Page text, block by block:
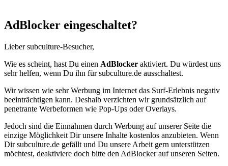
AdBlocker eingeschaltet?
Lieber subculture-Besucher,
Wie es scheint, hast Du einen AdBlocker aktiviert. Du würdest uns
sehr helfen, wenn Du ihn für subculture.de ausschaltest.
Wir wissen wie sehr Werbung im Internet das Surf-Erlebnis negativ
beeinträchtigen kann. Deshalb verzichten wir grundsätzlich auf
penetrante Werbeformen wie Pop-Ups oder Overlays.
Jedoch sind die Einnahmen durch Werbung auf unserer Seite die
einzige Möglichkeit Dir unsere Inhalte kostenlos anzubieten. Wenn
Dir subculture.de gefällt und Du unsere Arbeit gern unterstützen
möchtest, deaktiviere doch bitte den AdBlocker auf unseren Seiten.